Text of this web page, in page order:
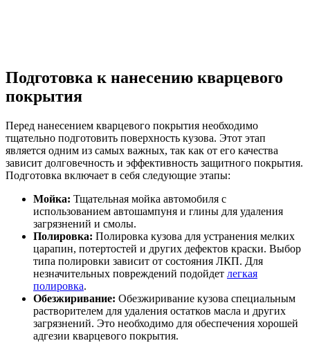
Подготовка к нанесению кварцевого
покрытия
Перед нанесением кварцевого покрытия необходимо
тщательно подготовить поверхность кузова. Этот этап
является одним из самых важных, так как от его качества
зависит долговечность и эффективность защитного покрытия.
Подготовка включает в себя следующие этапы:
Мойка: Тщательная мойка автомобиля с
использованием автошампуня и глины для удаления
загрязнений и смолы.
Полировка: Полировка кузова для устранения мелких
царапин, потертостей и других дефектов краски. Выбор
типа полировки зависит от состояния ЛКП. Для
незначительных повреждений подойдет легкая
полировка.
Обезжиривание: Обезжиривание кузова специальным
растворителем для удаления остатков масла и других
загрязнений. Это необходимо для обеспечения хорошей
адгезии кварцевого покрытия.